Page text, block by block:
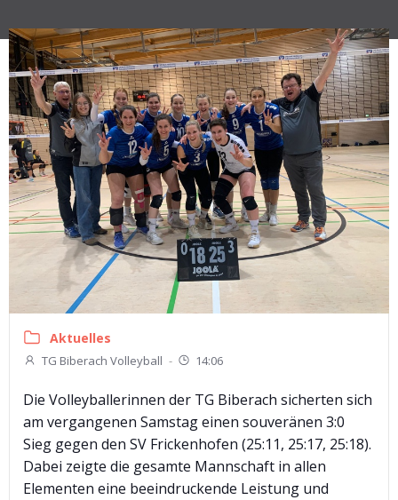
Aktuelles
TG Biberach Volleyball - 14:06
Die Volleyballerinnen der TG Biberach sicherten sich
am vergangenen Samstag einen souveränen 3:0
Sieg gegen den SV Frickenhofen (25:11, 25:17, 25:18).
Dabei zeigte die gesamte Mannschaft in allen
Elementen eine beeindruckende Leistung und